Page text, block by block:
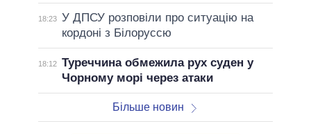
18:23 У ДПСУ розповіли про ситуацію на
кордоні з Білоруссю
18:12 Туреччина обмежила рух суден у
Чорному морі через атаки
Більше новин